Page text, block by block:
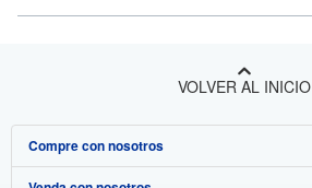
VOLVER AL INICIO
Compre con nosotros